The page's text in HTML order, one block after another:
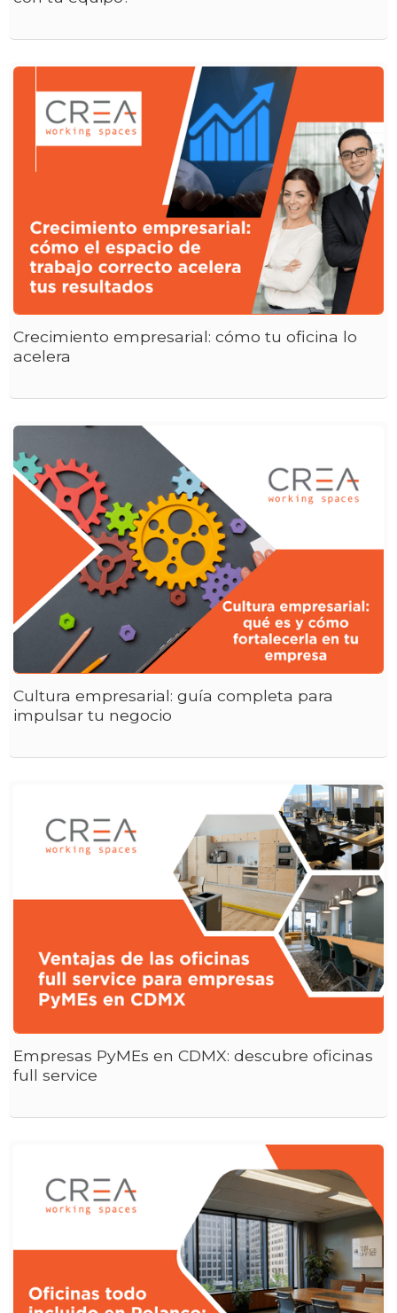
Crecimiento empresarial: cómo tu oficina lo
acelera
Cultura empresarial: guía completa para
impulsar tu negocio
Empresas PyMEs en CDMX: descubre oficinas
full service